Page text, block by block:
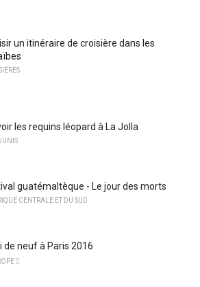
un itinéraire de croisière dans les
les requins léopard à La Jolla
UNIS
guatémaltèque - Le jour des morts
CENTRALE ET DU SUD
de neuf à Paris 2016
